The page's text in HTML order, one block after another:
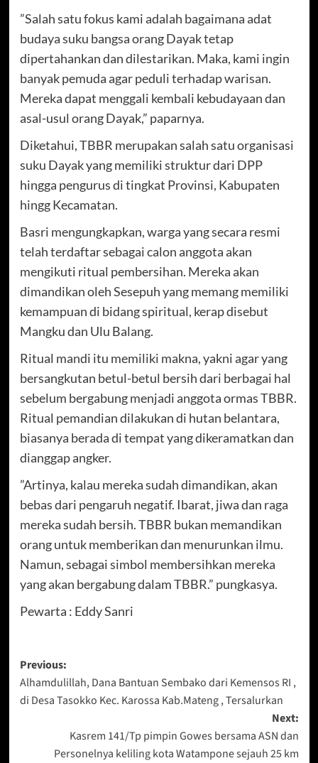
”Salah satu fokus kami adalah bagaimana adat
budaya suku bangsa orang Dayak tetap
dipertahankan dan dilestarikan. Maka, kami ingin
banyak pemuda agar peduli terhadap warisan.
Mereka dapat menggali kembali kebudayaan dan
asal-usul orang Dayak,” paparnya.
Diketahui, TBBR merupakan salah satu organisasi
suku Dayak yang memiliki struktur dari DPP
hingga pengurus di tingkat Provinsi, Kabupaten
hingg Kecamatan.
Basri mengungkapkan, warga yang secara resmi
telah terdaftar sebagai calon anggota akan
mengikuti ritual pembersihan. Mereka akan
dimandikan oleh Sesepuh yang memang memiliki
kemampuan di bidang spiritual, kerap disebut
Mangku dan Ulu Balang.
Ritual mandi itu memiliki makna, yakni agar yang
bersangkutan betul-betul bersih dari berbagai hal
sebelum bergabung menjadi anggota ormas TBBR.
Ritual pemandian dilakukan di hutan belantara,
biasanya berada di tempat yang dikeramatkan dan
dianggap angker.
”Artinya, kalau mereka sudah dimandikan, akan
bebas dari pengaruh negatif. Ibarat, jiwa dan raga
mereka sudah bersih. TBBR bukan memandikan
orang untuk memberikan dan menurunkan ilmu.
Namun, sebagai simbol membersihkan mereka
yang akan bergabung dalam TBBR.” pungkasya.
Pewarta : Eddy Sanri
Post
navigation
Previous:
Alhamdulillah, Dana Bantuan Sembako dari Kemensos RI ,
di Desa Tasokko Kec. Karossa Kab.Mateng , Tersalurkan
Next:
Kasrem 141/Tp pimpin Gowes bersama ASN dan
Personelnya keliling kota Watampone sejauh 25 km